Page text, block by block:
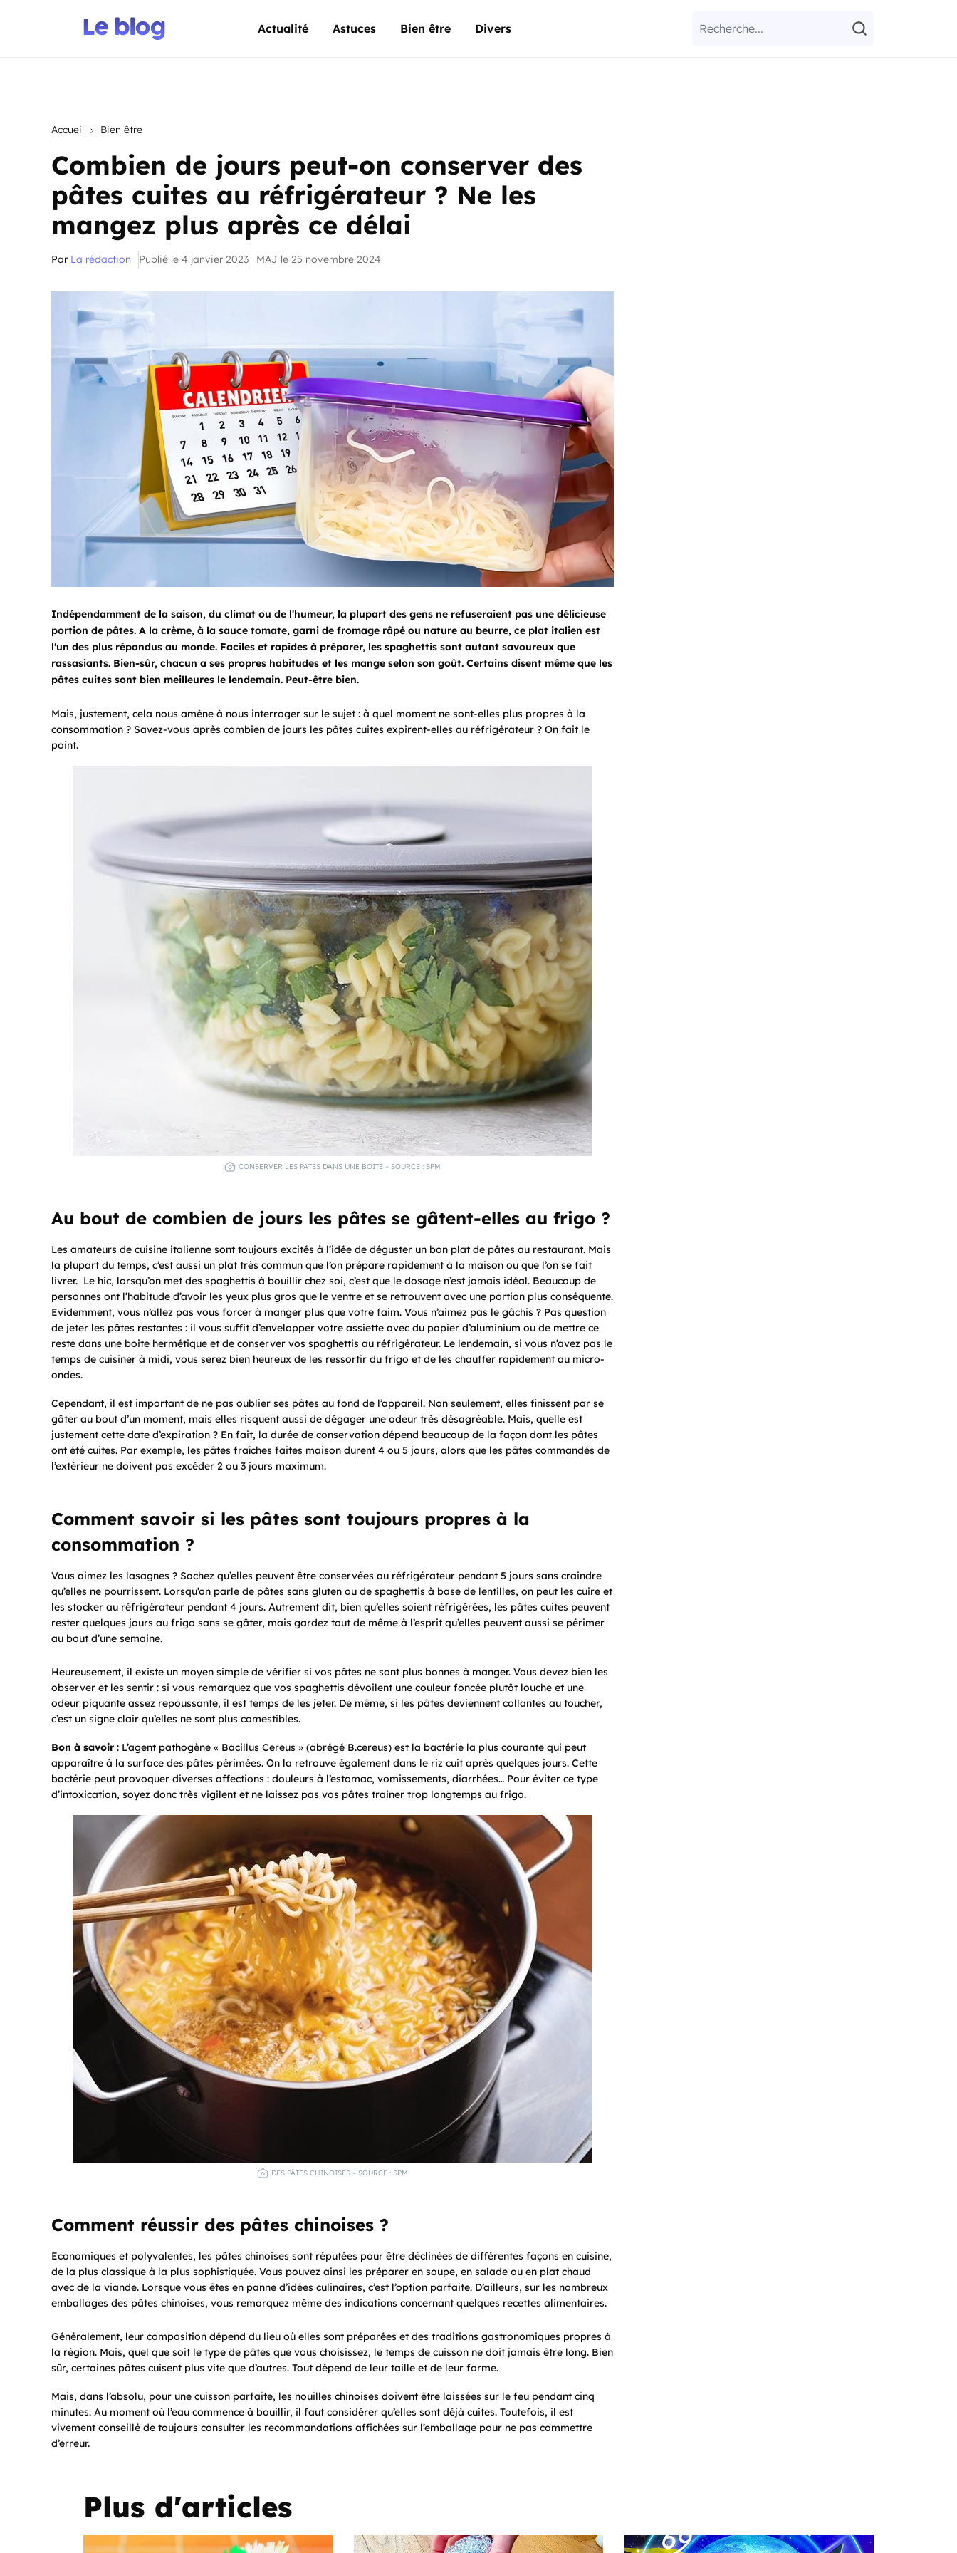
Actualité Astuces Bien être Divers
Accueil Bien être
Combien de jours peut-on conserver des
pâtes cuites au réfrigérateur ? Ne les
mangez plus après ce délai
Par La rédaction Publié le 4 janvier 2023 MAJ le 25 novembre 2024
Indépendamment de la saison, du climat ou de l'humeur, la plupart des gens ne refuseraient pas une délicieuse
portion de pâtes. A la crème, à la sauce tomate, garni de fromage râpé ou nature au beurre, ce plat italien est
l'un des plus répandus au monde. Faciles et rapides à préparer, les spaghettis sont autant savoureux que
rassasiants. Bien-sûr, chacun a ses propres habitudes et les mange selon son goût. Certains disent même que les
pâtes cuites sont bien meilleures le lendemain. Peut-être bien.
Mais, justement, cela nous amène à nous interroger sur le sujet : à quel moment ne sont-elles plus propres à la
consommation ? Savez-vous après combien de jours les pâtes cuites expirent-elles au réfrigérateur ? On fait le
point.
CONSERVER LES PÂTES DANS UNE BOITE – SOURCE : SPM
Au bout de combien de jours les pâtes se gâtent-elles au frigo ?
Les amateurs de cuisine italienne sont toujours excités à l’idée de déguster un bon plat de pâtes au restaurant. Mais
la plupart du temps, c’est aussi un plat très commun que l’on prépare rapidement à la maison ou que l’on se fait
livrer. Le hic, lorsqu’on met des spaghettis à bouillir chez soi, c’est que le dosage n’est jamais idéal. Beaucoup de
personnes ont l’habitude d’avoir les yeux plus gros que le ventre et se retrouvent avec une portion plus conséquente.
Evidemment, vous n’allez pas vous forcer à manger plus que votre faim. Vous n’aimez pas le gâchis ? Pas question
de jeter les pâtes restantes : il vous suffit d’envelopper votre assiette avec du papier d’aluminium ou de mettre ce
reste dans une boite hermétique et de conserver vos spaghettis au réfrigérateur. Le lendemain, si vous n’avez pas le
temps de cuisiner à midi, vous serez bien heureux de les ressortir du frigo et de les chauffer rapidement au micro-
ondes.
Cependant, il est important de ne pas oublier ses pâtes au fond de l’appareil. Non seulement, elles finissent par se
gâter au bout d’un moment, mais elles risquent aussi de dégager une odeur très désagréable. Mais, quelle est
justement cette date d’expiration ? En fait, la durée de conservation dépend beaucoup de la façon dont les pâtes
ont été cuites. Par exemple, les pâtes fraîches faites maison durent 4 ou 5 jours, alors que les pâtes commandés de
l’extérieur ne doivent pas excéder 2 ou 3 jours maximum.
Comment savoir si les pâtes sont toujours propres à la
consommation ?
Vous aimez les lasagnes ? Sachez qu’elles peuvent être conservées au réfrigérateur pendant 5 jours sans craindre
qu’elles ne pourrissent. Lorsqu’on parle de pâtes sans gluten ou de spaghettis à base de lentilles, on peut les cuire et
les stocker au réfrigérateur pendant 4 jours. Autrement dit, bien qu’elles soient réfrigérées, les pâtes cuites peuvent
rester quelques jours au frigo sans se gâter, mais gardez tout de même à l’esprit qu’elles peuvent aussi se périmer
au bout d’une semaine.
Heureusement, il existe un moyen simple de vérifier si vos pâtes ne sont plus bonnes à manger. Vous devez bien les
observer et les sentir : si vous remarquez que vos spaghettis dévoilent une couleur foncée plutôt louche et une
odeur piquante assez repoussante, il est temps de les jeter. De même, si les pâtes deviennent collantes au toucher,
c’est un signe clair qu’elles ne sont plus comestibles.
Bon à savoir : L’agent pathogène « Bacillus Cereus » (abrégé B.cereus) est la bactérie la plus courante qui peut
apparaître à la surface des pâtes périmées. On la retrouve également dans le riz cuit après quelques jours. Cette
bactérie peut provoquer diverses affections : douleurs à l’estomac, vomissements, diarrhées… Pour éviter ce type
d’intoxication, soyez donc très vigilent et ne laissez pas vos pâtes trainer trop longtemps au frigo.
DES PÂTES CHINOISES – SOURCE : SPM
Comment réussir des pâtes chinoises ?
Economiques et polyvalentes, les pâtes chinoises sont réputées pour être déclinées de différentes façons en cuisine,
de la plus classique à la plus sophistiquée. Vous pouvez ainsi les préparer en soupe, en salade ou en plat chaud
avec de la viande. Lorsque vous êtes en panne d’idées culinaires, c’est l’option parfaite. D’ailleurs, sur les nombreux
emballages des pâtes chinoises, vous remarquez même des indications concernant quelques recettes alimentaires.
Généralement, leur composition dépend du lieu où elles sont préparées et des traditions gastronomiques propres à
la région. Mais, quel que soit le type de pâtes que vous choisissez, le temps de cuisson ne doit jamais être long. Bien
sûr, certaines pâtes cuisent plus vite que d’autres. Tout dépend de leur taille et de leur forme.
Mais, dans l’absolu, pour une cuisson parfaite, les nouilles chinoises doivent être laissées sur le feu pendant cinq
minutes. Au moment où l’eau commence à bouillir, il faut considérer qu’elles sont déjà cuites. Toutefois, il est
vivement conseillé de toujours consulter les recommandations affichées sur l’emballage pour ne pas commettre
d’erreur.
Plus d'articles